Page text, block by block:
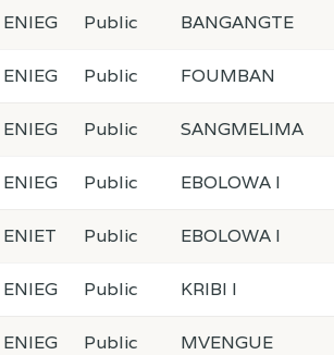
ENIEG Public BANGANGTE
ENIEG Public FOUMBAN
ENIEG Public SANGMELIMA
ENIEG Public EBOLOWA I
ENIET Public EBOLOWA I
ENIEG Public KRIBI I
ENIEG Public MVENGUE